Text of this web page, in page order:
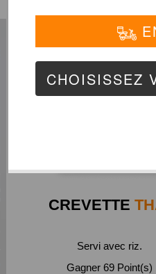
CREVETTE
Servi avec riz.
Gagner 69 Point(s)